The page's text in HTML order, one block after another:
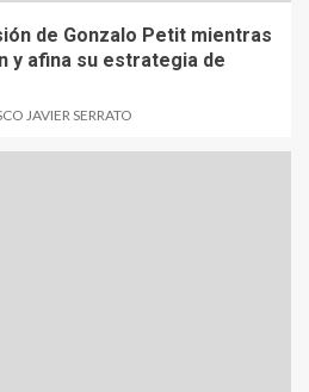
de Gonzalo Petit mientras
y afina su estrategia de
JAVIER SERRATO